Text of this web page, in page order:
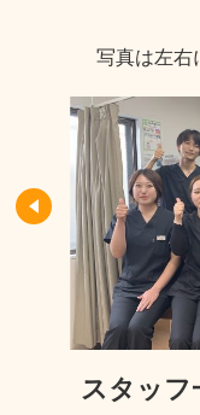
写真は左右
スタッフ